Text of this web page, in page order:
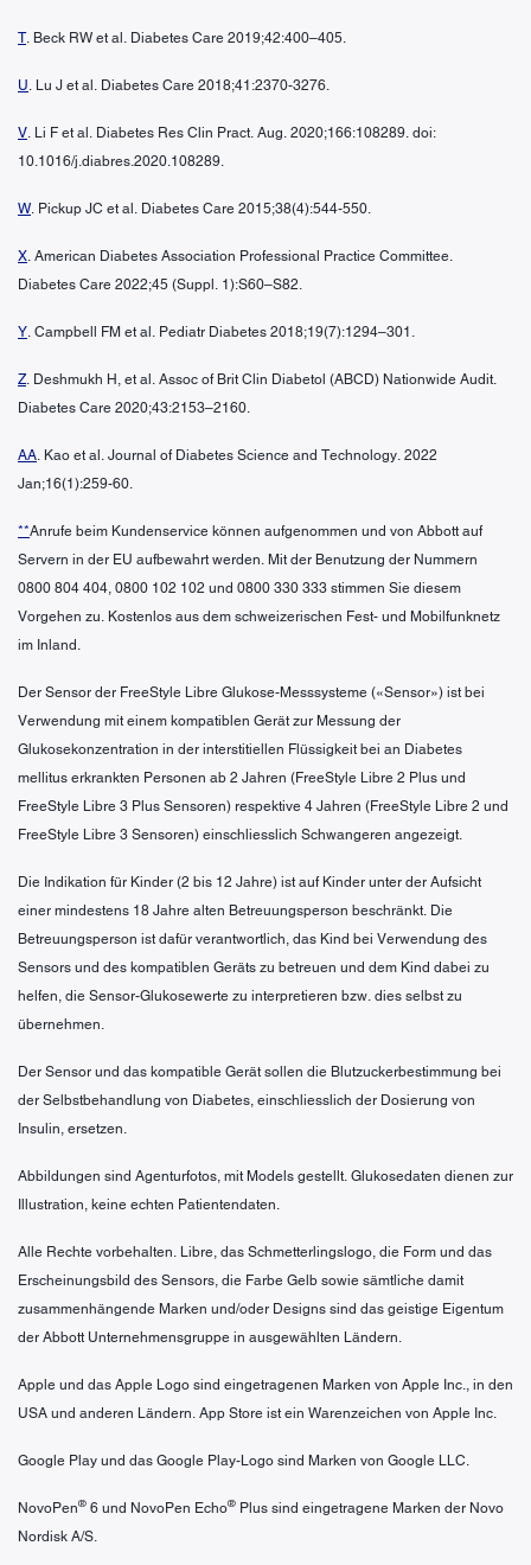
T. Beck RW et al. Diabetes Care 2019;42:400–405.
U. Lu J et al. Diabetes Care 2018;41:2370-3276.
V. Li F et al. Diabetes Res Clin Pract. Aug. 2020;166:108289. doi:
10.1016/j.diabres.2020.108289.
W. Pickup JC et al. Diabetes Care 2015;38(4):544-550.
X. American Diabetes Association Professional Practice Committee.
Diabetes Care 2022;45 (Suppl. 1):S60–S82.
Y. Campbell FM et al. Pediatr Diabetes 2018;19(7):1294–301.
Z. Deshmukh H, et al. Assoc of Brit Clin Diabetol (ABCD) Nationwide Audit.
Diabetes Care 2020;43:2153–2160.
AA. Kao et al. Journal of Diabetes Science and Technology. 2022
Jan;16(1):259-60.
**Anrufe beim Kundenservice können aufgenommen und von Abbott auf
Servern in der EU aufbewahrt werden. Mit der Benutzung der Nummern
0800 804 404, 0800 102 102 und 0800 330 333 stimmen Sie diesem
Vorgehen zu. Kostenlos aus dem schweizerischen Fest- und Mobilfunknetz
im Inland.
Der Sensor der FreeStyle Libre Glukose-Messsysteme («Sensor») ist bei
Verwendung mit einem kompatiblen Gerät zur Messung der
Glukosekonzentration in der interstitiellen Flüssigkeit bei an Diabetes
mellitus erkrankten Personen ab 2 Jahren (FreeStyle Libre 2 Plus und
FreeStyle Libre 3 Plus Sensoren) respektive 4 Jahren (FreeStyle Libre 2 und
FreeStyle Libre 3 Sensoren) einschliesslich Schwangeren angezeigt.
Die Indikation für Kinder (2 bis 12 Jahre) ist auf Kinder unter der Aufsicht
einer mindestens 18 Jahre alten Betreuungsperson beschränkt. Die
Betreuungsperson ist dafür verantwortlich, das Kind bei Verwendung des
Sensors und des kompatiblen Geräts zu betreuen und dem Kind dabei zu
helfen, die Sensor-Glukosewerte zu interpretieren bzw. dies selbst zu
übernehmen.
Der Sensor und das kompatible Gerät sollen die Blutzuckerbestimmung bei
der Selbstbehandlung von Diabetes, einschliesslich der Dosierung von
Insulin, ersetzen.
Abbildungen sind Agenturfotos, mit Models gestellt. Glukosedaten dienen zur
Illustration, keine echten Patientendaten.
Alle Rechte vorbehalten. Libre, das Schmetterlingslogo, die Form und das
Erscheinungsbild des Sensors, die Farbe Gelb sowie sämtliche damit
zusammenhängende Marken und/oder Designs sind das geistige Eigentum
der Abbott Unternehmensgruppe in ausgewählten Ländern.
Apple und das Apple Logo sind eingetragenen Marken von Apple Inc., in den
USA und anderen Ländern. App Store ist ein Warenzeichen von Apple Inc.
Google Play und das Google Play-Logo sind Marken von Google LLC.
NovoPen® 6 und NovoPen Echo® Plus sind eingetragene Marken der Novo
Nordisk A/S.